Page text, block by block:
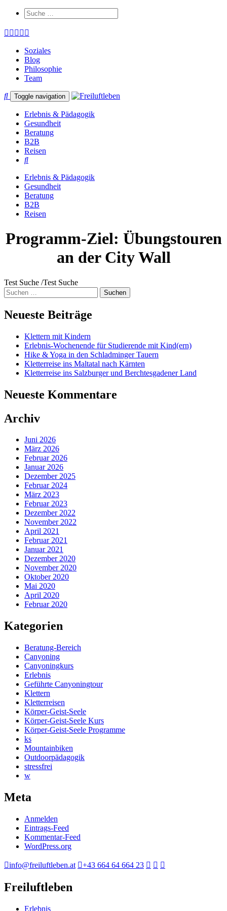
Soziales
Blog
Philosophie
Team
Toggle navigation
Erlebnis & Pädagogik
Gesundheit
Beratung
B2B
Reisen
Erlebnis & Pädagogik
Gesundheit
Beratung
B2B
Reisen
Programm-Ziel: Übungstouren
an der City Wall
Test Suche /Test Suche
Suche
nach:
Neueste Beiträge
Klettern mit Kindern
Erlebnis-Wochenende für Studierende mit Kind(ern)
Hike & Yoga in den Schladminger Tauern
Kletterreise ins Maltatal nach Kärnten
Kletterreise ins Salzburger und Berchtesgadener Land
Neueste Kommentare
Archiv
Juni 2026
März 2026
Februar 2026
Januar 2026
Dezember 2025
Februar 2024
März 2023
Februar 2023
Dezember 2022
November 2022
April 2021
Februar 2021
Januar 2021
Dezember 2020
November 2020
Oktober 2020
Mai 2020
April 2020
Februar 2020
Kategorien
Beratung-Bereich
Canyoning
Canyoningkurs
Erlebnis
Geführte Canyoningtour
Klettern
Kletterreisen
Körper-Geist-Seele
Körper-Geist-Seele Kurs
Körper-Geist-Seele Programme
ks
Mountainbiken
Outdoorpädagogik
stressfrei
w
Meta
Anmelden
Eintrags-Feed
Kommentar-Feed
WordPress.org
info@freiluftleben.at +43 664 64 664 23
Freiluftleben
Erlebnis